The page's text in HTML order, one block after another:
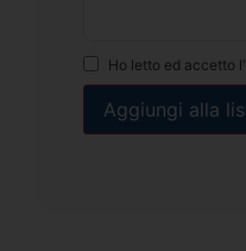
Ho letto ed accetto l'